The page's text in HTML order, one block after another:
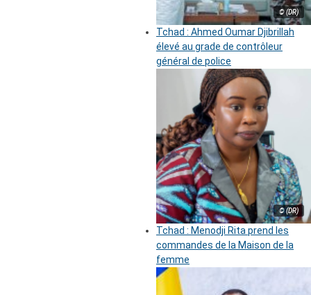
© (DR)
Tchad : Ahmed Oumar Djibrillah
élevé au grade de contrôleur
général de police
© (DR)
Tchad : Menodji Rita prend les
commandes de la Maison de la
femme